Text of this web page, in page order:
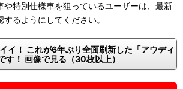
特別仕様車を狙っているユーザーは、最新
るようにしてください。
イ！ これが6年ぶり全面刷新した「アウディ
す！ 画像で見る（30枚以上）